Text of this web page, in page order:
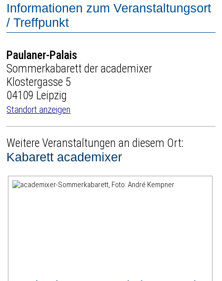
Informationen zum Veranstaltungsort
/ Treffpunkt
Paulaner-Palais
Sommerkabarett der academixer
Klostergasse 5
04109 Leipzig
Standort anzeigen
Weitere Veranstaltungen an diesem Ort:
Kabarett academixer